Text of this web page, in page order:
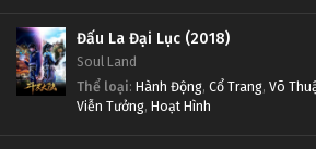
Đấu La Đại Lục (2018)
Soul Land
Thể loại: Hành Động, Cổ Trang, Võ
Viễn Tưởng, Hoạt Hình